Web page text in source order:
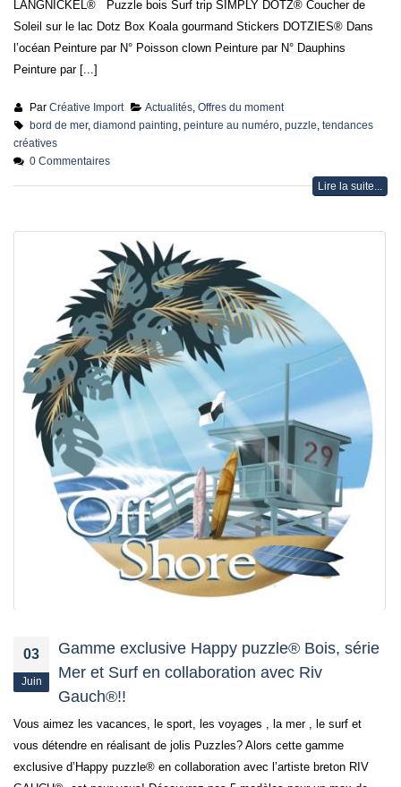
LANGNICKEL® Puzzle bois Surf trip SIMPLY DOTZ® Coucher de
Soleil sur le lac Dotz Box Koala gourmand Stickers DOTZIES® Dans
l’océan Peinture par N° Poisson clown Peinture par N° Dauphins
Peinture par [...]
Par Créative Import Actualités,Offres du moment
bord de mer, diamond painting, peinture au numéro, puzzle, tendances
créatives
0 Commentaires
Lire la suite...
03
Juin
Gamme exclusive Happy puzzle® Bois, série
Mer et Surf en collaboration avec Riv
Gauch®!!
Vous aimez les vacances, le sport, les voyages , la mer , le surf et
vous détendre en réalisant de jolis Puzzles? Alors cette gamme
exclusive d’Happy puzzle® en collaboration avec l’artiste breton RIV